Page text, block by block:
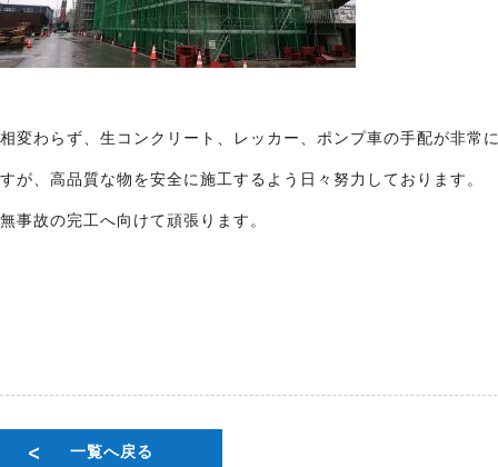
相変わらず、生コンクリート、レッカー、ポンプ車の手配が非常
すが、高品質な物を安全に施工するよう日々努力しております。
無事故の完工へ向けて頑張ります。
一覧へ戻る